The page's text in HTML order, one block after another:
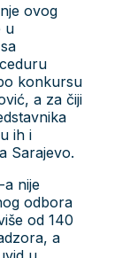
ovog
u
konkursu
a za čiji
ih i
Sarajevo.
a nije
odbora
od 140
a